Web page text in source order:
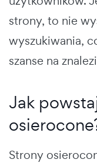
strony, to nie
wyszukiwania,
szanse na
Jak
Strony